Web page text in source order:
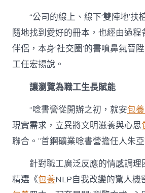
“公司的線上、線下‘雙陣地’
隨地找到愛好的冊本，也經由過
伴侶，本身‘社交圈’的書噴鼻氣晉
工任宏揚說。
讓瀏覽為職工生長賦能
“唸書營從開辦之初，就安包
現實需求，立異將文明滋養與心思
聯合。”首鋼礦業唸書營擔任人朱
針對職工廣泛反應的情感調理
精選《包養NLP自我改變的驚人機